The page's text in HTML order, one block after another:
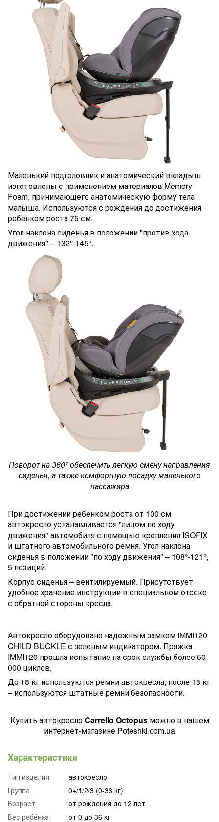
Маленький подголовник и анатомический вкладыш
изготовлены с применением материалов Memory
Foam, принимающего анатомическую форму тела
малыша. Используются с рождения до достижения
ребенком роста 75 см.
Угол наклона сиденья в положении "против хода
движения" – 132°-145°.
Поворот на 360° обеспечить легкую смену направления
сиденья, а также комфортную посадку маленького
пассажира
При достижении ребенком роста от 100 см
автокресло устанавливается "лицом по ходу
движения" автомобиля с помощью крепления ISOFIX
и штатного автомобильного ремня. Угол наклона
сиденья в положении "по ходу движения" – 108°-121°,
5 позиций.
Корпус сиденья – вентилируемый. Присутствует
удобное хранение инструкции в специальном отсеке
с обратной стороны кресла.
Автокресло оборудовано надежным замком IMMI120
CHILD BUCKLE с зеленым индикатором. Пряжка
IMMI120 прошла испытание на срок службы более 50
000 циклов.
До 18 кг используются ремни автокресла, после 18 кг
– используются штатные ремни безопасности.
Купить автокреслоCarrello Octopusможно в нашем
интернет-магазине Poteshki.com.ua
Характеристики
Тип изделия
автокресло
Группа
0+/1/2/3 (0-36 кг)
Возраст
от рождения до 12 лет
Вес ребёнка
от 0 до 36 кг